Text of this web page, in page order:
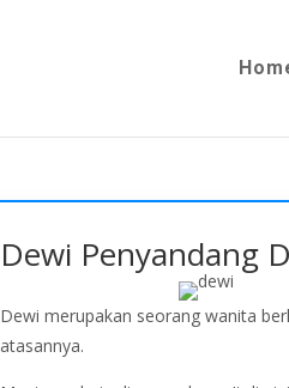
Dewi Penyandang
Dewi merupakan seorang wanita
atasannya.